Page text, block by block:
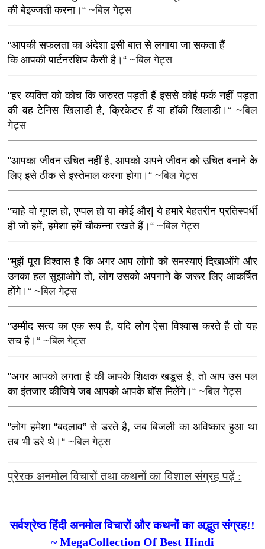
की बेइज्जती करना।“ ~बिल गेट्स
"आपकी सफलता का अंदेशा इसी बात से लगाया जा सकता हैं
कि आपकी पार्टनरशिप कैसी है ।“ ~बिल गेट्स
"हर व्यक्ति को कोच कि जरुरत पड़ती हैं इससे कोई फर्क नहीं पड़ता
की वह टेनिस खिलाडी है, क्रिकेटर हैं या हॉकी खिलाडी।“ ~बिल
गेट्स
"आपका जीवन उचित नहीं है, आपको अपने जीवन को उचित बनाने के
लिए इसे ठीक से इस्तेमाल करना होगा।“ ~बिल गेट्स
"चाहे वो गूगल हो, एप्पल हो या कोई और| ये हमारे बेहतरीन प्रतिस्पर्धी
ही जो हमें, हमेशा हमें चौकन्ना रखते हैं।“ ~बिल गेट्स
"मुझें पूरा विश्वास है कि अगर आप लोगो को समस्याएं दिखाओंगे और
उनका हल सुझाओगे तो, लोग उसको अपनाने के जरूर लिए आकर्षित
होंगे।“ ~बिल गेट्स
"उम्मीद सत्य का एक रूप है, यदि लोग ऐसा विश्वास करते है तो यह
सच है ।“ ~बिल गेट्स
"अगर आपको लगता है की आपके शिक्षक खडूस है, तो आप उस पल
का इंतजार कीजिये जब आपको आपके बॉस मिलेंगे।“ ~बिल गेट्स
"लोग हमेशा “बदलाव” से डरते है, जब बिजली का अविष्कार हुआ था
तब भी डरे थे ।“ ~बिल गेट्स
प्रेरक अनमोल विचारों तथा कथनों का विशाल संग्रह पढ़ें :
सर्वश्रेष्ठ हिंदी अनमोल विचारों और कथनों का अद्भुत संग्रह!!
~ MegaCollection Of Best Hindi